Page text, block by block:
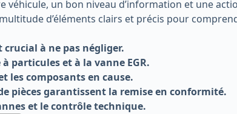
un bon niveau d’information et une
d’éléments clairs et précis pour
à ne pas négliger.
particules et à la vanne EGR.
les composants en cause.
pièces garantissent la remise en conformité.
et le contrôle technique.